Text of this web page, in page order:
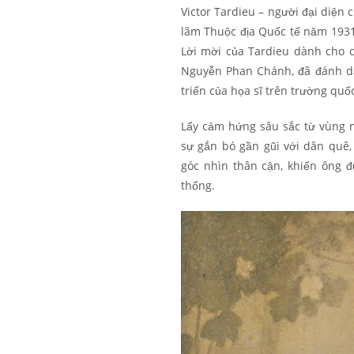
Victor Tardieu – người đại diện
lãm Thuộc địa Quốc tế năm
Lời mời của Tardieu dành cho
Nguyễn Phan Chánh, đã
triển của họa sĩ trên trường
Lấy cảm hứng sâu sắc từ
sự gắn bó gần gũi với dân
góc nhìn thân cận, khiến ông
thống.